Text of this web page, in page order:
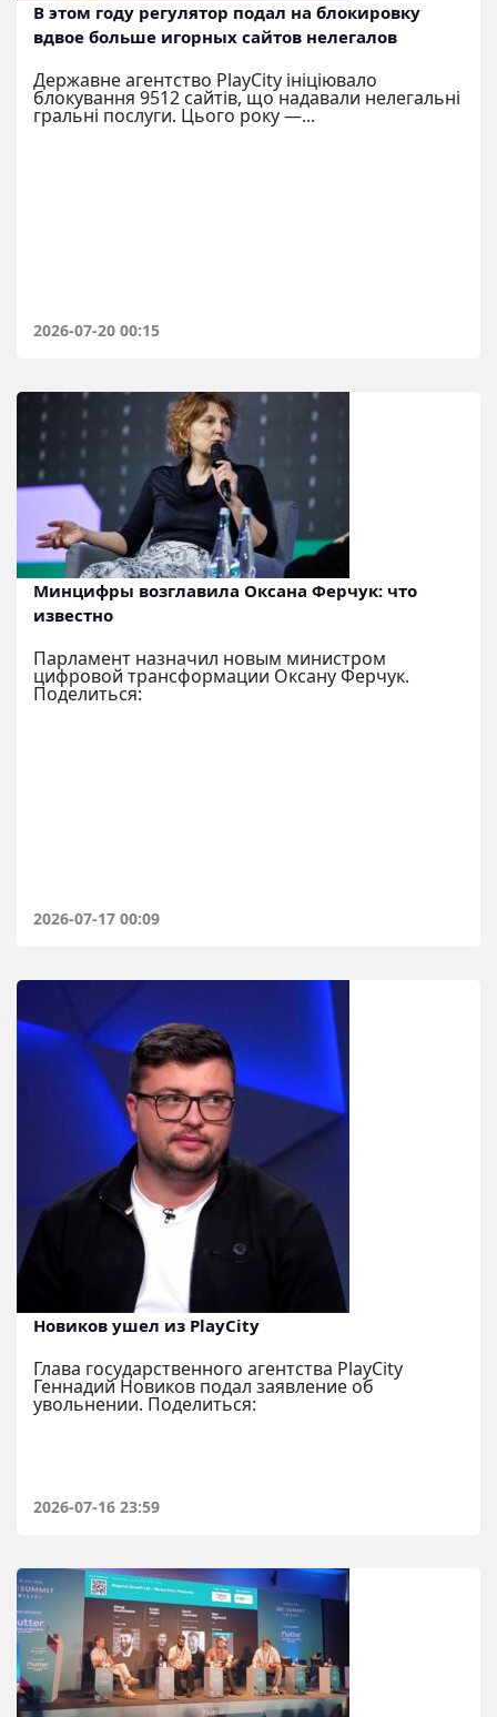
В этом году регулятор подал на блокировку
вдвое больше игорных сайтов нелегалов
Державне агентство PlayCity ініціювало
блокування 9512 сайтів, що надавали нелегальні
гральні послуги. Цього року —...
2026-07-20 00:15
Минцифры возглавила Оксана Ферчук: что
известно
Парламент назначил новым министром
цифровой трансформации Оксану Ферчук.
Поделиться:
2026-07-17 00:09
Новиков ушел из PlayCity
Глава государственного агентства PlayCity
Геннадий Новиков подал заявление об
увольнении. Поделиться:
2026-07-16 23:59